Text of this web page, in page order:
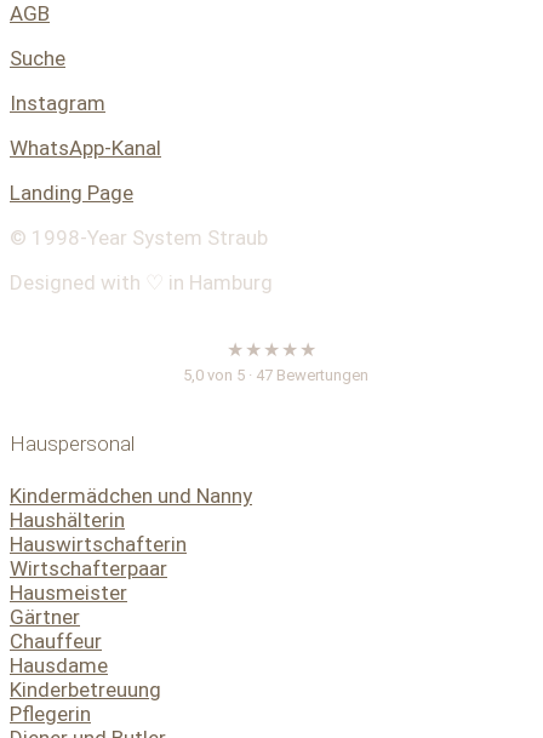
AGB
Suche
Instagram
WhatsApp-Kanal
Landing Page
© 1998-Year System Straub
Designed with ♡ in Hamburg
★★★★★
5,0 von 5 · 47 Bewertungen
Hauspersonal
Kindermädchen und Nanny
Haushälterin
Hauswirtschafterin
Wirtschafterpaar
Hausmeister
Gärtner
Chauffeur
Hausdame
Kinderbetreuung
Pflegerin